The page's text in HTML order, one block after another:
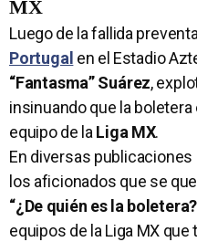
MX
Luego de la fallida
Portugal en el Estadio
“Fantasma” Suárez,
insinuando que la
equipo de laLiga MX.
En diversas publicaciones
los aficionados que se
“¿De quién es la
equipos de la Liga MX